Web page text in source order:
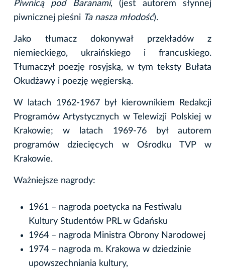
Piwnicą pod Baranami, (jest autorem słynnej
piwnicznej pieśni Ta nasza młodość).
Jako tłumacz dokonywał przekładów z
niemieckiego, ukraińskiego i francuskiego.
Tłumaczył poezję rosyjską, w tym teksty Bułata
Okudżawy i poezję węgierską.
W latach 1962-1967 był kierownikiem Redakcji
Programów Artystycznych w Telewizji Polskiej w
Krakowie; w latach 1969-76 był autorem
programów dziecięcych w Ośrodku TVP w
Krakowie.
Ważniejsze nagrody:
1961 – nagroda poetycka na Festiwalu
Kultury Studentów PRL w Gdańsku
1964 – nagroda Ministra Obrony Narodowej
1974 – nagroda m. Krakowa w dziedzinie
upowszechniania kultury,